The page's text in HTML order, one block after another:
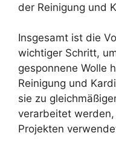
der Reinigung und
Insgesamt ist die
wichtiger Schritt,
gesponnene Wolle
Reinigung und
sie zu
verarbeitet
Projekten